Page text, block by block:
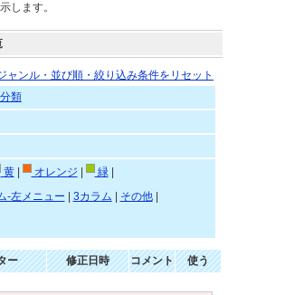
します。
ャンル・並び順・絞り込み条件をリセット
類
黄| オレンジ 緑|
-左メニュー 3カラム その他|
ー 修正日時 コメント 使う